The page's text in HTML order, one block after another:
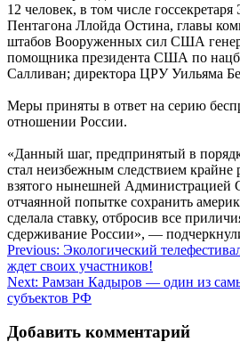
12 человек, в том числе
Пентагона Ллойда Остина, главы
штабов Вооруженных сил США
помощника президента США по
Салливан; директора ЦРУ Уильяма
Меры приняты в ответ на серию
отношении России.
«Данный шаг, предпринятый в
стал неизбежным следствием крайне
взятого нынешней Администрацией
отчаянной попытке сохранить
сделала ставку, отбросив все
сдерживание России», —
Навигация
по
записям
Previous: Экологический
ждет своих участников!
Next: Рамзан Кадыров — один из
субъектов РФ
Добавить комментарий